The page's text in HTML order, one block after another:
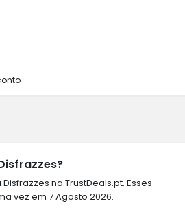
na TrustDeals.pt. Esses
vez em 7 Agosto 2026.